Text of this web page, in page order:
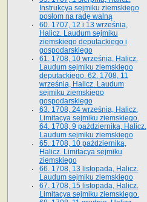
Instrukcya sejmiku ziemskiego
posłom na radę walną
60. 1707, 12 i 13 września,
Halicz. Laudum sejmiku
ziemskiego deputackiego i
gospodarskiego
61. 1708, 10 września, Halicz.
Laudum sejmiku ziemskiego
deputackiego. 62. 1708, 11
września, Halicz. Laudum
sejmiku ziemskiego
gospodarskiego
63. 1708, 24 września, Halicz.
Limitacya sejmiku ziemskiego.
64. 1708, 9 października, Halicz.
Laudum sejmiku ziemskiego
65­. 1708, 10 października,
Halicz. Limitacya sejmiku
ziemskiego
66. 1708, 13 listopada, Halicz.
Laudum sejmiku ziemskiego
67. 1708, 15 listopada, Halicz.
Limitacya sejmiku ziemskiego.